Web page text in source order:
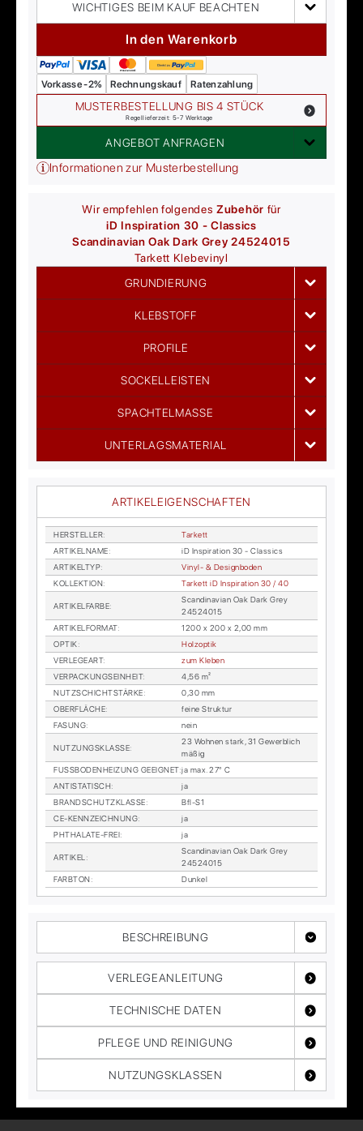
WICHTIGES BEIM KAUF BEACHTEN
In den Warenkorb
Vorkasse -2% Rechnungskauf Ratenzahlung
MUSTERBESTELLUNG BIS 4 STÜCK
Regellieferzeit: 5-7 Werktage
ANGEBOT ANFRAGEN
Informationen zur Musterbestellung
Wir empfehlen folgendesZubehör für
iD Inspiration 30 - Classics
Scandinavian Oak Dark Grey 24524015
Tarkett Klebevinyl
GRUNDIERUNG
KLEBSTOFF
PROFILE
SOCKELLEISTEN
SPACHTELMASSE
UNTERLAGSMATERIAL
ARTIKELEIGENSCHAFTEN
HER­STEL­LER:
Tar­kett
AR­TI­KEL­NA­ME:
iD In­spi­ra­ti­on 30 - Clas­sics
AR­TI­KEL­TYP:
Vi­nyl- & De­sign­bo­den
KOL­LEK­TI­ON: Tar­kett iD In­spi­ra­ti­on 30 / 40
AR­TI­KEL­FAR­BE:
Scan­di­na­vi­an Oak Dark Grey
24524015
AR­TI­KEL­FOR­MAT:
1200 x 200 x 2,00 mm
OP­TIK:
Holz­op­tik
VER­LE­GE­ART:
zum Kle­ben
VER­PA­CKUNGS­EIN­HEIT:
4,56 m²
NUTZ­SCHICHT­STÄR­KE:
0,30 mm
OBER­FLÄ­CHE:
fei­ne Struk­tur
FA­SUNG: nein
NUT­ZUNGS­KLAS­SE:
23 Woh­nen stark, 31 Ge­werb­lich
mä­ßig
FUSS­BO­DEN­HEI­ZUNG GE­EIG­NET:ja max. 27° C
AN­TI­STA­TISCH:
ja
BRAND­SCHUTZ­KLAS­SE:
Bfl-S1
CE-KENN­ZEICH­NUNG:
ja
PHTHA­LA­TE-FREI: ja
AR­TI­KEL :
Scan­di­na­vi­an Oak Dark Grey
24524015
FARB­TON: Dun­kel
BESCHREIBUNG
VERLEGEANLEITUNG
TECHNISCHE DATEN
PFLEGE UND REINIGUNG
NUTZUNGSKLASSEN